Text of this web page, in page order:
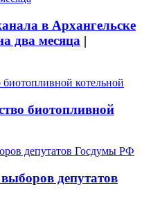
в Архангельске
два месяца |
биотопливной
депутатов